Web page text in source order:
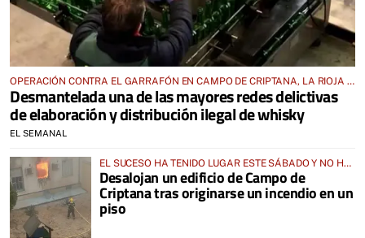
OPERACIÓN CONTRA EL GARRAFÓN EN CAMPO DE CRIPTANA, LA RIOJA Y
JAEN
Desmantelada una de las mayores redes delictivas
de elaboración y distribución ilegal de whisky
EL SEMANAL
EL SUCESO HA TENIDO LUGAR ESTE SÁBADO Y NO HA
HABIDO HERIDOS
Desalojan un edificio de Campo de
Criptana tras originarse un incendio en un
piso